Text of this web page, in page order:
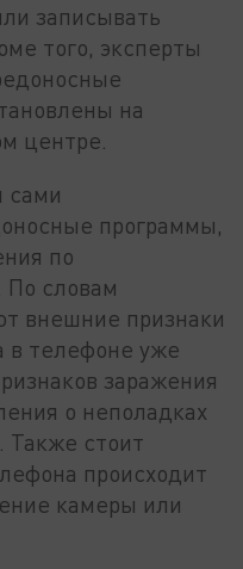
записывать
того, эксперты
на
центре.
сами
программы,
по
словам
внешние признаки
в телефоне уже
заражения
о неполадках
Также стоит
происходит
камеры или